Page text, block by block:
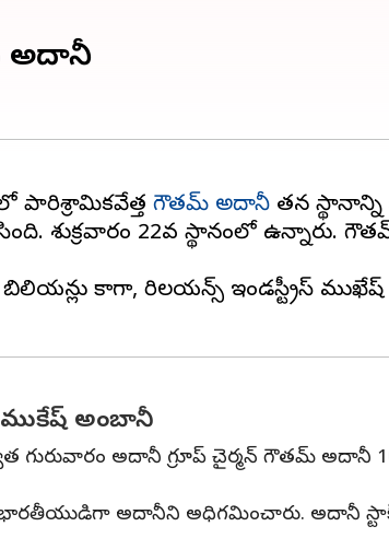
అదానీ
పారిశ్రామికవేత్త గౌతమ్ అదానీ తన స్థానాన్ని
శుక్రవారం 22వ స్థానంలో ఉన్నారు.
బిలియన్లు కాగా, రిలయన్స్ ఇండస్ట్రీస్
ముకేష్ అంబానీ
గురువారం అదానీ గ్రూప్ చైర్మన్ గౌతమ్ అదానీ
భారతీయుడిగా అదానీని అధిగమించారు. అదానీ